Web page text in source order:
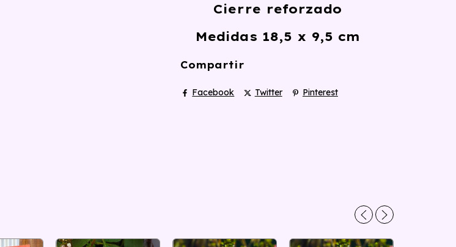
Cierre reforzado
Medidas 18,5 x 9,5 cm
Compartir
Facebook Twitter Pinterest